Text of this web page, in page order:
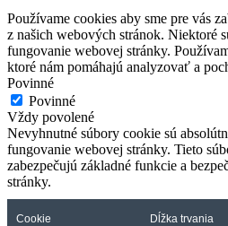
Používame cookies aby sme pre vás
z našich webových stránok. Niektoré
fungovanie webovej stránky.
ktoré nám pomáhajú analyzovať a
Povinné
Povinné
Vždy povolené
Nevyhnutné súbory cookie sú
fungovanie webovej stránky. Tieto
zabezpečujú základné funkcie a
stránky.
Cookie Dĺžka trvania